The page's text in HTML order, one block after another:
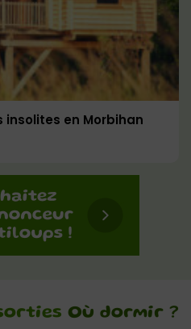
insolites en Morbihan
Où dormir ?